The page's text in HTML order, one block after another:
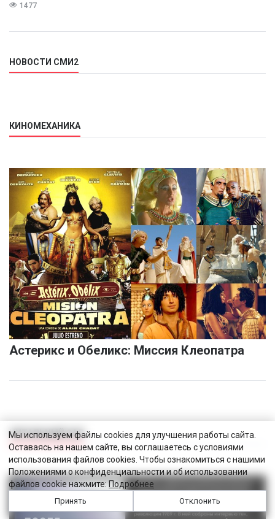
1477
НОВОСТИ СМИ2
КИНОМЕХАНИКА
Астерикс и Обеликс: Миссия Клеопатра
ЧИТАЛЬНЫЙ ЗАЛ
Мы используем файлы cookies для улучшения работы сайта.
Оставаясь на нашем сайте, вы соглашаетесь с условиями
использования файлов cookies. Чтобы ознакомиться с нашими
Положениями о конфиденциальности и об использовании
файлов cookie нажмите:Подробнее
Принять Отклонить